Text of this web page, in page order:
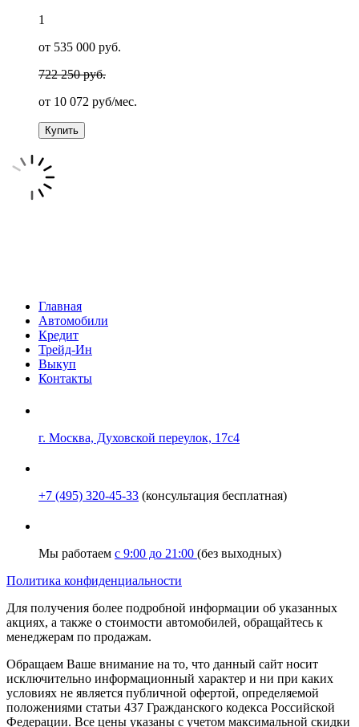
1
от 535 000 руб.
722 250 руб.
от 10 072 руб/мес.
Купить
Главная
Автомобили
Кредит
Трейд-Ин
Выкуп
Контакты
г. Москва, Духовской переулок, 17с4
+7 (495) 320-45-33 (консультация бесплатная)
Мы работаем с 9:00 до 21:00 (без выходных)
Политика конфиденциальности
Для получения более подробной информации об указанных
акциях, а также о стоимости автомобилей, обращайтесь к
менеджерам по продажам.
Обращаем Ваше внимание на то, что данный сайт носит
исключительно информационный характер и ни при каких
условиях не является публичной офертой, определяемой
положениями статьи 437 Гражданского кодекса Российской
Федерации. Все цены указаны с учетом максимальной скидки